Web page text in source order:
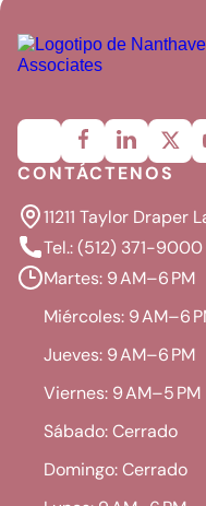
CONTÁCTENOS
11211 Taylor
Tel.: (512) 371-9000
Martes: 9 AM–6 PM
Miércoles: 9 AM–6
Jueves: 9 AM–6 PM
Viernes: 9 AM–5 PM
Sábado: Cerrado
Domingo: Cerrado